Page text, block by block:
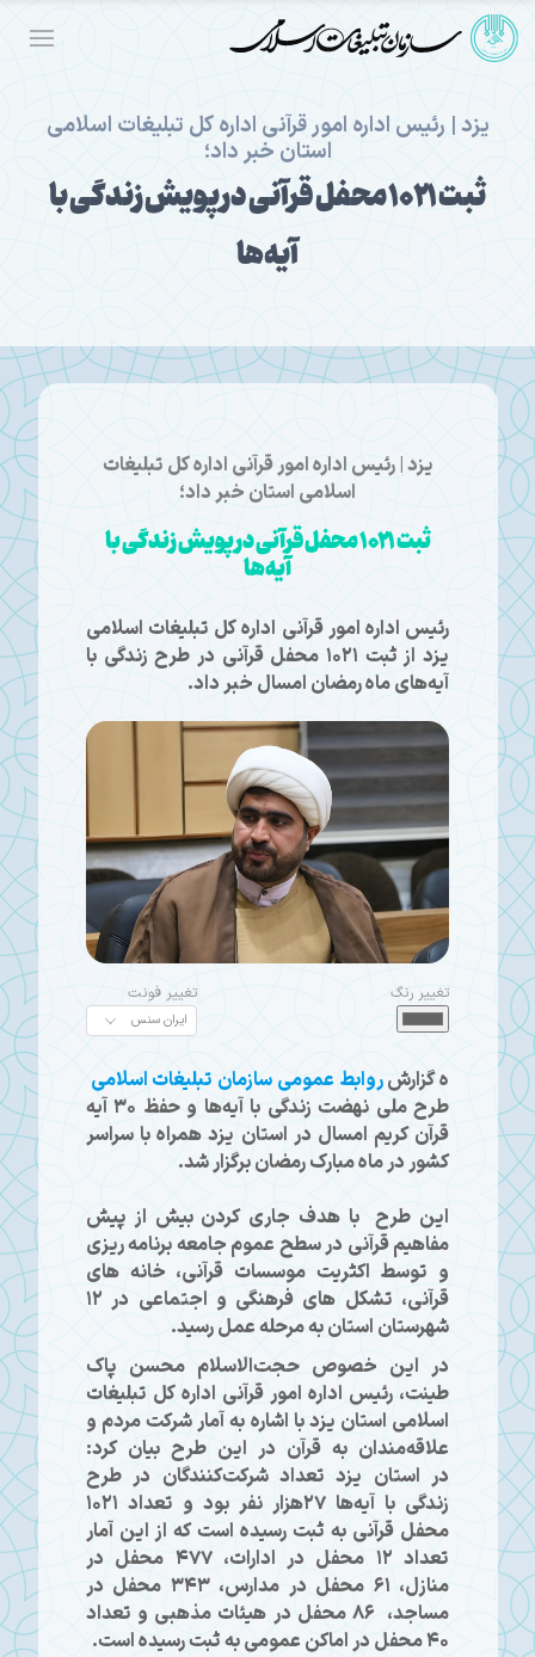
یزد | رئیس اداره امور قرآنی اداره کل تبلیغات اسلامی
استان خبر داد؛
ثبت ۱۰۲۱ محفل قرآنی در پویش زندگی با
آیه‌ها
یزد | رئیس اداره امور قرآنی اداره کل تبلیغات
اسلامی استان خبر داد؛
ثبت ۱۰۲۱ محفل قرآنی در پویش زندگی با
آیه‌ها
رئیس اداره امور قرآنی اداره کل تبلیغات اسلامی
یزد از ثبت ۱۰۲۱ محفل قرآنی در طرح زندگی با
آیه‌های ماه رمضان امسال خبر داد.
تغییر رنگ تغییر فونت
ه گزارشروابط عمومی سازمان تبلیغات اسلامی
طرح ملی نهضت زندگی با آیه‌ها و حفظ ۳۰ آیه
قرآن کریم امسال در استان یزد همراه با سراسر
کشور در ماه مبارک رمضان برگزار شد.
این طرح با هدف جاری کردن بیش از پیش
مفاهیم قرآنی در سطح عموم جامعه برنامه ریزی
و توسط اکثریت موسسات قرآنی، خانه های
قرآنی، تشکل های فرهنگی و اجتماعی در ۱۲
شهرستان استان به مرحله عمل رسید.
در این خصوص حجت‌الاسلام محسن پاک
طینت، رئیس اداره امور قرآنی اداره کل تبلیغات
اسلامی استان یزد با اشاره به آمار شرکت مردم و
علاقه‌مندان به قرآن در این طرح بیان کرد:
در استان یزد تعداد شرکت‌کنندگان در طرح
زندگی با آیه‌ها ۲۷هزار نفر بود و تعداد ۱۰۲۱
محفل قرآنی به ثبت رسیده است که از این آمار
تعداد ۱۲ محفل در ادارات، ۴۷۷ محفل در
منازل، ۶۱ محفل در مدارس، ۳۴۳ محفل در
مساجد، ۸۶ محفل در هیئات مذهبی و تعداد
۴۰ محفل در اماکن عمومی به ثبت رسیده است.